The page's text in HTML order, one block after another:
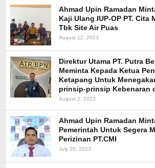
Ahmad Upin Ramadan
Kaji Ulang IUP-OP PT. Cita
Tbk Site Air Puas
August 12, 2023
Direktur Utama PT. Putra
Meminta Kepada Ketua
Ketapang Untuk
prinsip-prinsip Kebenaran
August 2, 2023
Ahmad Upin Ramadan
Pemerintah Untuk Segera
Perizinan PT.CMI
July 20, 2023